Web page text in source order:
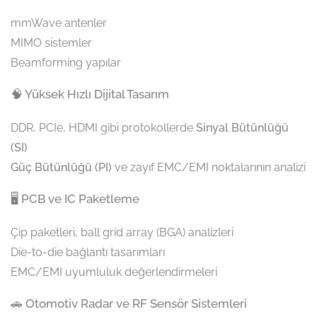
mmWave antenler
MIMO sistemler
Beamforming yapılar
🧠 Yüksek Hızlı Dijital Tasarım
DDR, PCIe, HDMI gibi protokollerde Sinyal Bütünlüğü
(SI)
Güç Bütünlüğü (PI) ve zayıf EMC/EMI noktalarının analizi
🖥️ PCB ve IC Paketleme
Çip paketleri, ball grid array (BGA) analizleri
Die-to-die bağlantı tasarımları
EMC/EMI uyumluluk değerlendirmeleri
🚗 Otomotiv Radar ve RF Sensör Sistemleri